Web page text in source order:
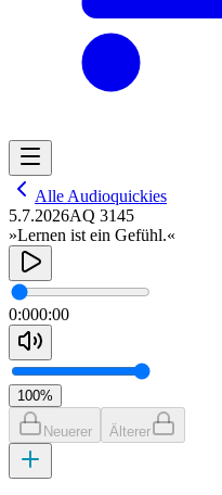
Alle Audioquickies
5.7.2026AQ 3145
»Lernen ist ein Gefühl.«
0:000:00
100%
Neuerer Älterer